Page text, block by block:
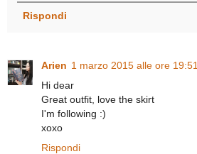
Rispondi
Arien 1 marzo 2015 alle ore 19:51
Hi dear
Great outfit, love the skirt
I'm following :)
xoxo
Rispondi